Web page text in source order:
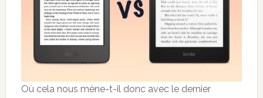
Où cela nous mène-t-il donc avec le dernier